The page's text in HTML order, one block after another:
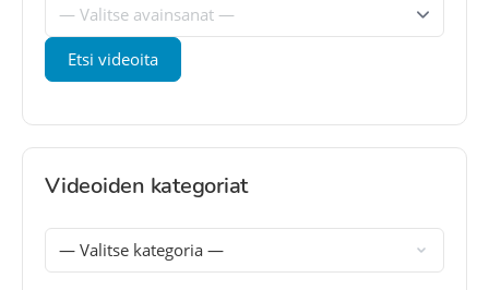
Videoiden kategoriat